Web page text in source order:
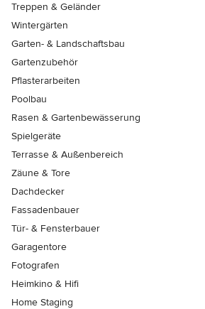
Treppen & Geländer
Wintergärten
Garten- & Landschaftsbau
Gartenzubehör
Pflasterarbeiten
Poolbau
Rasen & Gartenbewässerung
Spielgeräte
Terrasse & Außenbereich
Zäune & Tore
Dachdecker
Fassadenbauer
Tür- & Fensterbauer
Garagentore
Fotografen
Heimkino & Hifi
Home Staging